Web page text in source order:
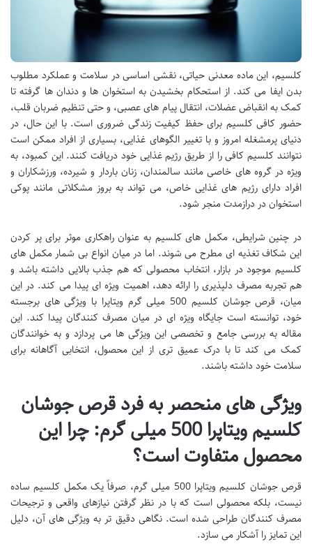
کلسیم، این ماده معدنی حیاتی، نقشی اساسی در سلامت و عملکرد مطلوب
بدن ایفا می کند. از استحکام بخشیدن به استخوان ها و دندان ها گرفته تا
کمک به انقباض عضلات، انتقال پیام های عصبی، و حتی تنظیم ضربان قلب،
حضور کافی کلسیم برای حفظ کیفیت زندگی ضروری است. با این حال، در
دنیای پرمشغله امروز و با تغییر الگوهای غذایی، بسیاری از افراد ممکن است
نتوانند کلسیم کافی را از طریق رژیم غذایی خود دریافت کنند. این کمبود، به
ویژه در گروه های خاصی مانند سالمندان، زنان باردار و شیرده، ورزشکاران و
افراد دارای رژیم های غذایی خاص، می تواند به بروز مشکلاتی مانند پوکی
استخوان در درازمدت منجر شود.
در چنین شرایطی، مکمل های کلسیم به عنوان راهکاری موثر برای پر کردن
این شکاف تغذیه ای مطرح می شوند. اما در میان انواع بی شمار مکمل های
کلسیم موجود در بازار، انتخاب محصولی که هم جذب بالایی داشته باشد و
هم تجربه مصرف دلپذیری را ارائه دهد، اهمیت ویژه ای پیدا می کند. در این
میان، قرص جوشان کلسیم 500 میلی گرم ویتاپرا با ویژگی های برجسته
خود، توانسته است جایگاه ویژه ای در میان مصرف کنندگان پیدا کند. این
مقاله به بررسی جامع و تخصصی این ویژگی ها می پردازد و به خوانندگان
کمک می کند تا با درک عمیق تری از این محصول، انتخابی آگاهانه برای
سلامت خود داشته باشند.
ویژگی های منحصر به فرد قرص جوشان
کلسیم ویتاپرا 500 میلی گرم: چرا این
محصول متفاوت است؟
قرص جوشان کلسیم ویتاپرا 500 میلی گرم، صرفاً یک مکمل کلسیم ساده
نیست، بلکه محصولی است که با در نظر گرفتن نیازهای واقعی و ترجیحات
مصرف کنندگان طراحی شده است. نگاهی دقیق تر به ویژگی های آن، دلیل
این تمایز را آشکار می سازد.